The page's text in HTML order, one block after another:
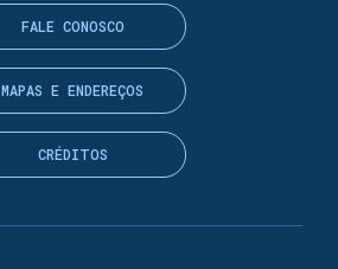
FALE CONOSCO
MAPAS E ENDEREÇOS
CRÉDITOS